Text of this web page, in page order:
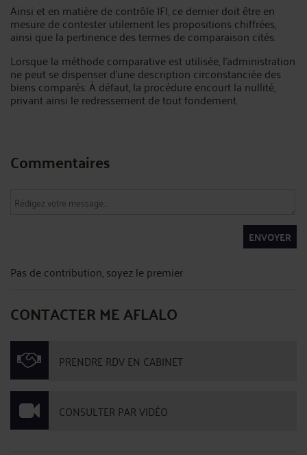
Ainsi et en matière de contrôle IFI, ce dernier doit être en
mesure de contester utilement les propositions chiffrées,
ainsi que la pertinence des termes de comparaison cités.
Lorsque la méthode comparative est utilisée, l’administration
ne peut se dispenser d’une description circonstanciée des
biens comparés. À défaut, la procédure encourt la nullité,
privant ainsi le redressement de tout fondement.
Commentaires
ENVOYER
Pas de contribution, soyez le premier
CONTACTER ME AFLALO
PRENDRE RDV EN CABINET
CONSULTER PAR VIDÉO